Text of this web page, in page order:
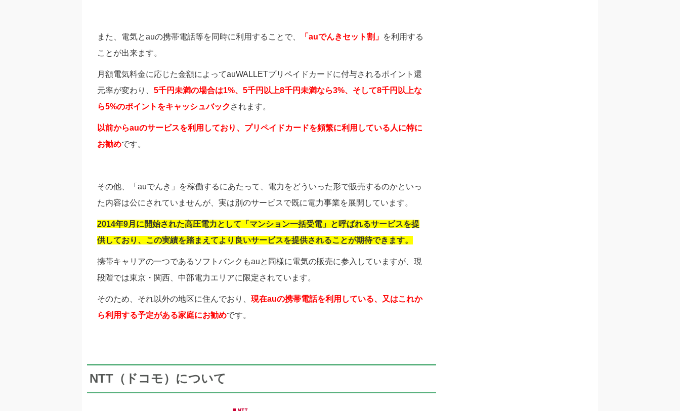
また、電気とauの携帯電話等を同時に利用することで、 「 auでんきセット割」 を利用する
ことが出来ます。
月額電気料金に応じた金額によってauWALLETプリペイドカードに付与されるポイント還
元率が変わり、 5千円未満の場合は1%、5千円以上8千円未満なら3%、そして8千円以上な
ら5%のポイントをキャッシュバック されます。
以前からauのサービスを利用しており、プリペイドカードを頻繁に利用している人に特に
お勧めです。
その他、「auでんき」を稼働するにあたって、電力をどういった形で販売するのかといっ
た内容は公にされていませんが、実は別のサービスで既に電力事業を展開しています。
2014年9月に開始された高圧電力として「マンション一括受電」と呼ばれるサービスを提
供しており、この実績を踏まえてより良いサービスを提供されることが期待できます。
携帯キャリアの一つであるソフトバンクもauと同様に電気の販売に参入していますが、現
段階では東京・関西、中部電力エリアに限定されています。
そのため、それ以外の地区に住んでおり、 現在auの携帯電話を利用している、又はこれか
ら利用する予定がある家庭にお勧めです。
NTT（ドコモ）について